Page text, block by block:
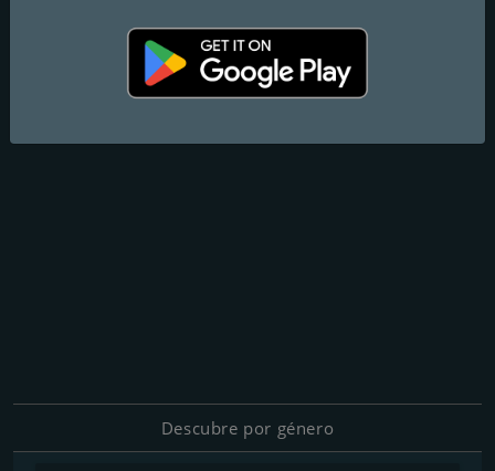
Descubre por género